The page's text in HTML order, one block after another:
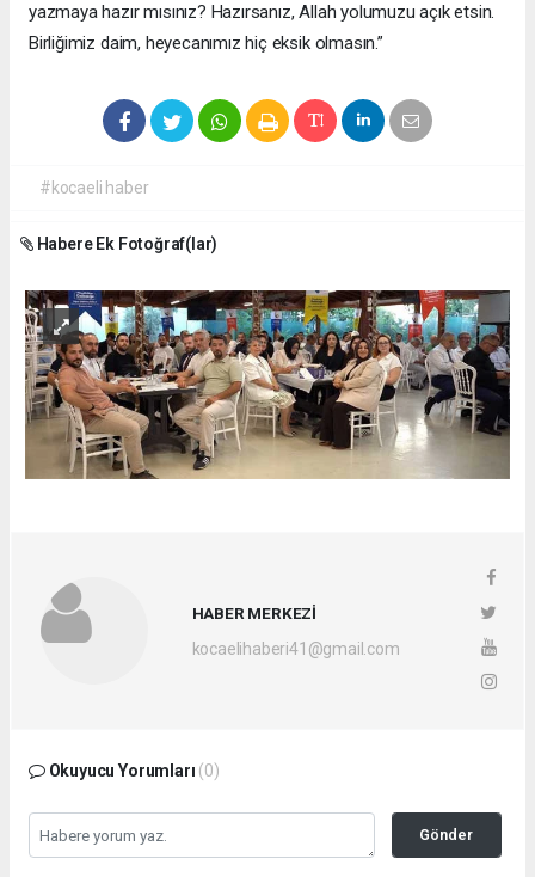
yazmaya hazır mısınız? Hazırsanız, Allah yolumuzu açık etsin.
Birliğimiz daim, heyecanımız hiç eksik olmasın.”
#kocaeli haber
Habere Ek Fotoğraf(lar)
HABER MERKEZİ
kocaelihaberi41@gmail.com
Okuyucu Yorumları (0)
Gönder